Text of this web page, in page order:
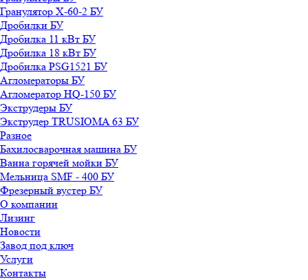
Гранулятор X-60-2 БУ
Дробилки БУ
Дробилка 11 кВт БУ
Дробилка 18 кВт БУ
Дробилка PSG1521 БУ
Агломераторы БУ
Агломератор HQ-150 БУ
Экструдеры БУ
Экструдер TRUSIOMA 63 БУ
Разное
Бахилосварочная машина БУ
Ванна горячей мойки БУ
Мельница SMF - 400 БУ
Фрезерный вустер БУ
О компании
Лизинг
Новости
Завод под ключ
Услуги
Контакты